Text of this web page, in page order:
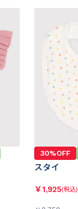
30%OFF
スタイ
￥1,925(税込)